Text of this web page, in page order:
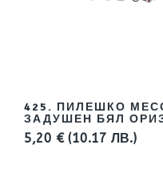
425. ПИЛЕШКО
ЗАДУШЕН БЯЛ
5,20 € (10.17 ЛВ.)